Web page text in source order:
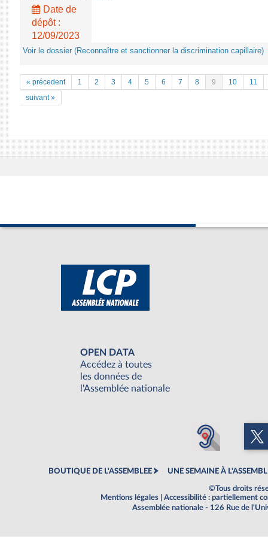
Date de
dépôt :
12/09/2023
Voir le dossier (Reconnaître et sanctionner la discrimination capillaire)
« précedent 1 2 3 4 5 6 7 8 9 10
11
suivant »
OPEN DATA
Accédez à toutes
les données de
l'Assemblée nationale
BOUTIQUE DE L'ASSEMBLEE UNE SEMAINE À
©Tous droits
Mentions légales
Accessibilité : partiellement
Assemblée nationale - 126 Rue de